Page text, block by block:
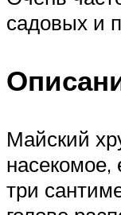
садовых и
Майский
три